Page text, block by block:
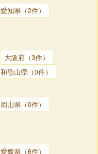
愛知県（2件）
大阪府（3件）
和歌山県（0件）
岡山県（0件）
愛媛県（6件）